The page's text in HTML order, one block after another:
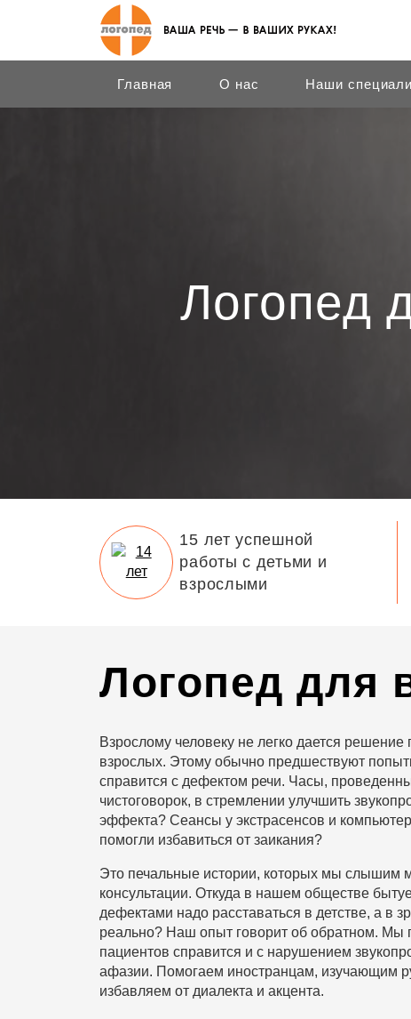
Главная О нас Наши
Логопед
15 лет успешной
работы с детьми и
взрослыми
Логопед для
Взрослому человеку не легко дается решение
взрослых. Этому обычно предшествуют
справится с дефектом речи. Часы,
чистоговорок, в стремлении улучшить
эффекта? Сеансы у экстрасенсов и
помогли избавиться от заикания?
Это печальные истории, которых мы слышим
консультации. Откуда в нашем обществе
дефектами надо расставаться в детстве, а в
реально? Наш опыт говорит об обратном. Мы
пациентов справится и с нарушением
афазии. Помогаем иностранцам, изучающим
избавляем от диалекта и акцента.